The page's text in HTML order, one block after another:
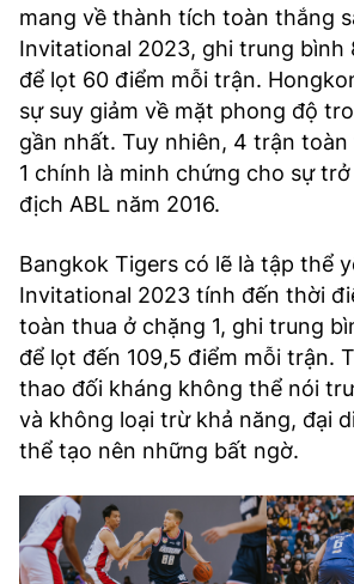
mang về thành tích toàn thắng
Invitational 2023, ghi trung bình
để lọt 60 điểm mỗi trận.
sự suy giảm về mặt phong độ
gần nhất. Tuy nhiên, 4 trận
1 chính là minh chứng cho sự
địch ABL năm 2016.
Bangkok Tigers có lẽ là tập thể
Invitational 2023 tính đến thời
toàn thua ở chặng 1, ghi trung
để lọt đến 109,5 điểm mỗi trận.
thao đối kháng không thể nói
và không loại trừ khả năng, đại
thể tạo nên những bất ngờ.